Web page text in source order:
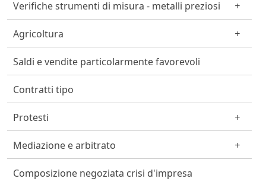
Verifiche strumenti di misura - metalli preziosi
Agricoltura
Saldi e vendite particolarmente favorevoli
Contratti tipo
Protesti
Mediazione e arbitrato
Composizione negoziata crisi d'impresa